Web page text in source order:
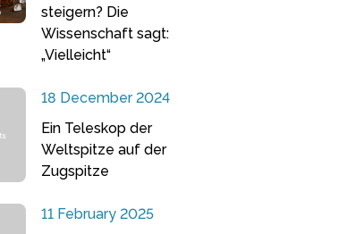
steigern? Die
Wissenschaft sagt:
„Vielleicht“
18 December 2024
Ein Teleskop der
Weltspitze auf der
Zugspitze
11 February 2025